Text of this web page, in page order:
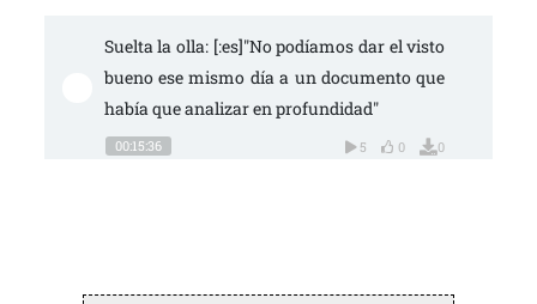
Suelta la olla: [:es]"No podíamos dar el visto
bueno ese mismo día a un documento que
había que analizar en profundidad"
00:15:36 5 0 0